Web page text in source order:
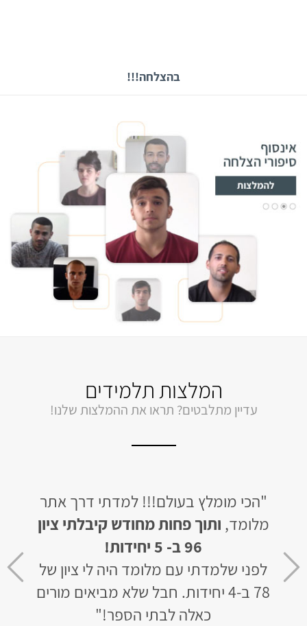
בהצלחה!!!
המלצות תלמידים
עדיין מתלבטים? תראו את ההמלצות שלנו!
"הכי מומלץ בעולם!!! למדתי דרך אתר
מלומד, ותוך פחות מחודש קיבלתי ציון
96 ב- 5 יחידות!
לפני שלמדתי עם מלומד היה לי ציון של
78 ב-4 יחידות. חבל שלא מביאים מורים
כאלה לבתי הספר!"